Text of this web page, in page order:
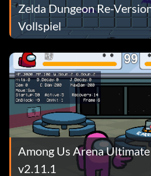
Zelda Dungeon Re-
Vollspiel
Among Us Arena Ultimate
v2.11.1